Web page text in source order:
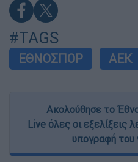
#TAGS
ΕΘΝΟΣΠΟΡ ΑΕΚ
Ακολούθησε το
Live όλες οι εξελίξεις
υπογραφή